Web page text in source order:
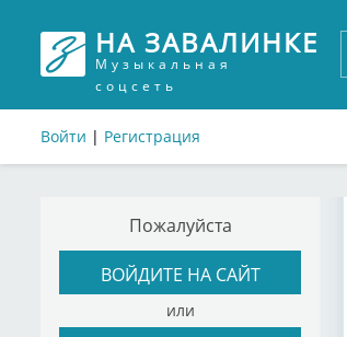
НА ЗАВАЛИНКЕ
Музыкальная
соцсеть
Войти | Регистрация
Пожалуйста
ВОЙДИТЕ НА САЙТ
или